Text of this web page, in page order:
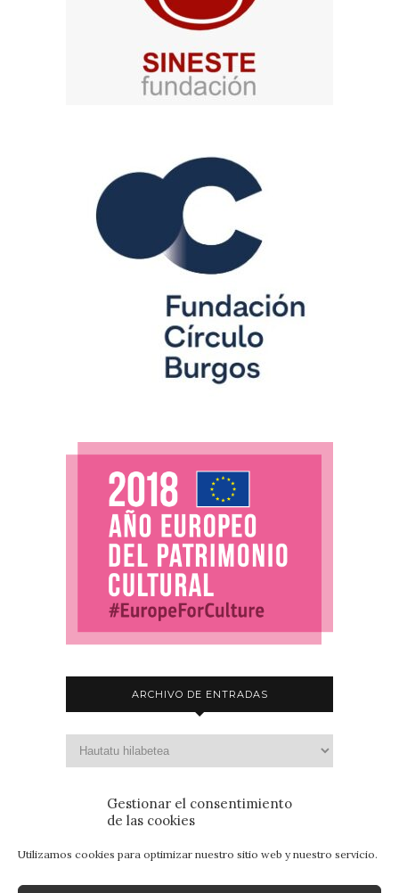
Gestionar el consentimiento
de las cookies
Utilizamos cookies para optimizar nuestro sitio web y nuestro servicio.
ARCHIVO DE ENTRADAS